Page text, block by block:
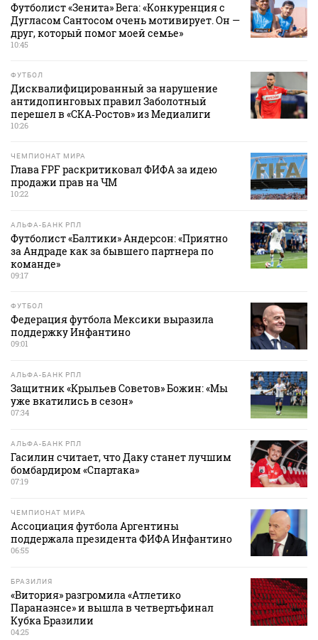
Футболист «Зенита» Вега: «Конкуренция с
Дугласом Сантосом очень мотивирует. Он —
друг, который помог моей семье»
10:45
ФУТБОЛ
Дисквалифицированный за нарушение
антидопинговых правил Заболотный
перешел в «СКА‑Ростов» из Медиалиги
10:26
ЧЕМПИОНАТ МИРА
Глава FPF раскритиковал ФИФА за идею
продажи прав на ЧМ
10:22
АЛЬФА-БАНК РПЛ
Футболист «Балтики» Андерсон: «Приятно
за Андраде как за бывшего партнера по
команде»
09:17
ФУТБОЛ
Федерация футбола Мексики выразила
поддержку Инфантино
09:01
АЛЬФА-БАНК РПЛ
Защитник «Крыльев Советов» Божин: «Мы
уже вкатились в сезон»
07:34
АЛЬФА-БАНК РПЛ
Гасилин считает, что Даку станет лучшим
бомбардиром «Спартака»
07:19
ЧЕМПИОНАТ МИРА
Ассоциация футбола Аргентины
поддержала президента ФИФА Инфантино
06:55
БРАЗИЛИЯ
«Витория» разгромила «Атлетико
Паранаэнсе» и вышла в четвертьфинал
Кубка Бразилии
04:25